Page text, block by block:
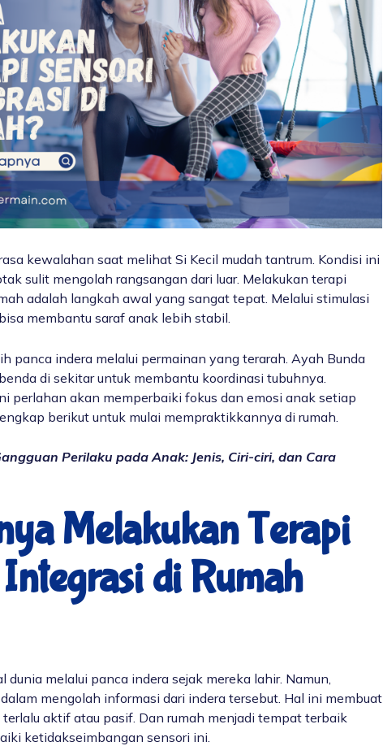
kewalahan saat melihat Si Kecil mudah tantrum. Kondisi ini
sulit mengolah rangsangan dari luar. Melakukan terapi
adalah langkah awal yang sangat tepat. Melalui stimulasi
membantu saraf anak lebih stabil.
panca indera melalui permainan yang terarah. Ayah Bunda
di sekitar untuk membantu koordinasi tubuhnya.
perlahan akan memperbaiki fokus dan emosi anak setiap
berikut untuk mulai mempraktikkannya di rumah.
Perilaku pada Anak: Jenis, Ciri-ciri, dan Cara
MelakukanTerapi
di Rumah
dunia melalui panca indera sejak mereka lahir. Namun,
mengolah informasi dari indera tersebut. Hal ini membuat
aktif atau pasif. Dan rumah menjadi tempat terbaik
ketidakseimbangan sensori ini.